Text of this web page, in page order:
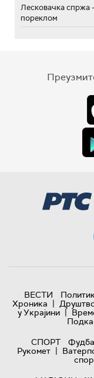
Лесковачка спржа
пореклом
ВЕСТИ
Хроника |
у Украјини |
СПОРТ
Рукомет |